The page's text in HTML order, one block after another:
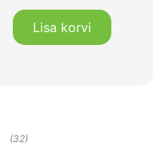
Lisa korvi
(32)